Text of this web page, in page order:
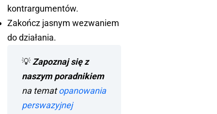
kontrargumentów.
Zakończ jasnym wezwaniem
do działania.
💡Zapoznaj się z
naszym poradnikiem
na tematopanowania
perswazyjnej